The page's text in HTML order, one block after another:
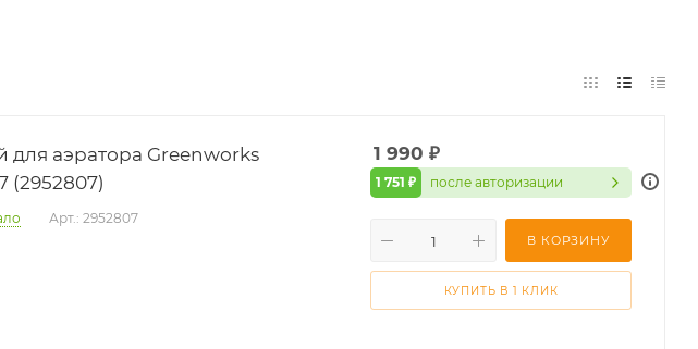
для аэратора Greenworks
(2952807)
Арт.: 2952807
1 990 ₽
1 751 ₽ после авторизации
В КОРЗИНУ
КУПИТЬ В 1 КЛИК